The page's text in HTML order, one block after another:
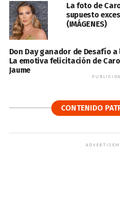
La foto de
supuesto
(IMÁGENES)
Don Day ganador de Desafío a
La emotiva felicitación de
Jaume
CONTENIDO